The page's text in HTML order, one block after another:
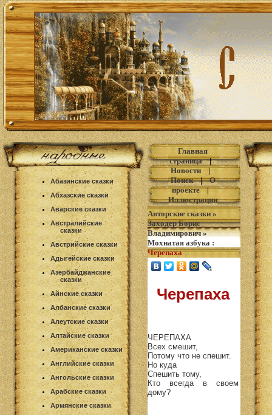
Абазинские сказки
Абхазские сказки
Аварские сказки
Австралийские
сказки
Австрийские сказки
Адыгейские сказки
Азербайджанские
сказки
Айнские сказки
Албанские сказки
Алеутские сказки
Алтайские сказки
Американские сказки
Английские сказки
Ангольские сказки
Арабские сказки
Армянские сказки
Главная
страница|
Новости|
Поиск|О
проекте|
Иллюстрации
Авторские сказки »
Заходер Борис
Владимирович»
Мохнатая азбука :
Черепаха
Черепаха
ЧЕРЕПАХА
Всех смешит,
Потому что не спешит.
Но куда
Спешить тому,
Кто всегда в своем
дому?